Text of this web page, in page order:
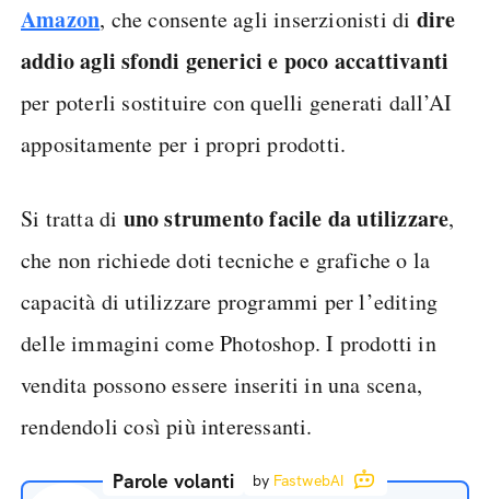
Amazon, che consente agli inserzionisti di dire
addio agli sfondi genericie poco accattivanti
per poterli sostituire con quelli generati dall’AI
appositamente per i propri prodotti.
Si tratta di uno strumento facile da utilizzare,
che non richiede doti tecniche e grafiche o la
capacità di utilizzare programmi per l’editing
delle immagini come Photoshop. I prodotti in
vendita possono essere inseriti in una scena,
rendendoli così più interessanti.
Parole volanti by FastwebAI